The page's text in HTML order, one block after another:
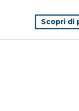
Scopri di